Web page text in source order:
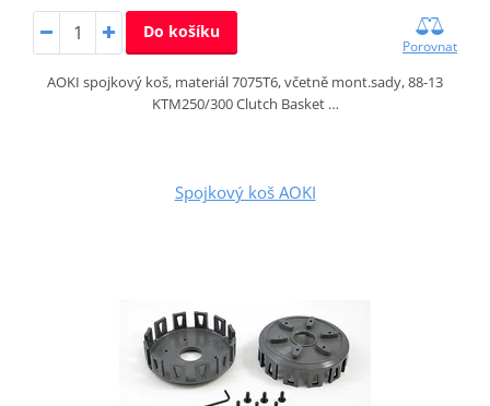
Do košíku
Porovnat
AOKI spojkový koš, materiál 7075T6, včetně mont.sady, 88-13
KTM250/300 Clutch Basket …
Spojkový koš AOKI